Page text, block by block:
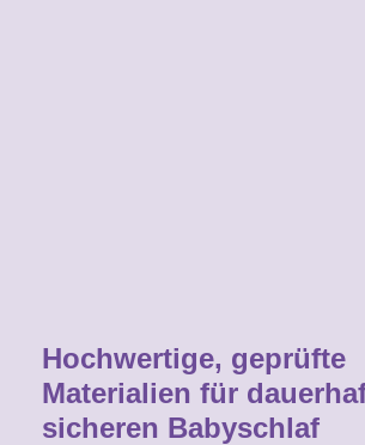
Hochwertige, geprüfte
Materialien für
sicheren Babyschlaf